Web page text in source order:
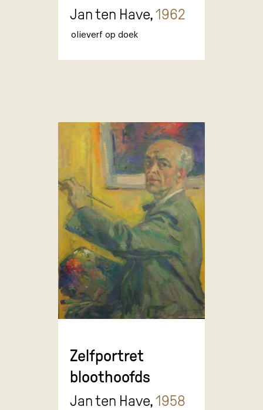
Jan ten Have,1962
olieverf op doek
Zelfportret
bloothoofds
Jan ten Have,1958